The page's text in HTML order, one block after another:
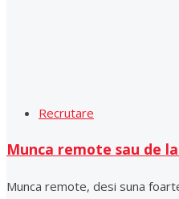
Recrutare
Munca remote sau de
Munca remote, desi suna